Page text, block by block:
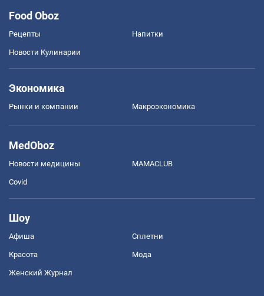
Food Oboz
Рецепты Напитки
Новости Кулинарии
Экономика
Рынки и компании Mакроэкономика
MedOboz
Новости медицины MAMACLUB
Covid
Шоу
Афиша Сплетни
Красота Мода
Женский Журнал